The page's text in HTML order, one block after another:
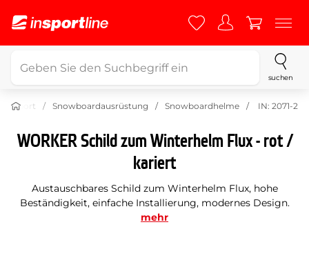
suchen
Snowboardausrüstung Snowboardhelme IN: 2071-2
WORKER Schild zum Winterhelm Flux - rot /
kariert
Austauschbares Schild zum Winterhelm Flux, hohe
Beständigkeit, einfache Installierung, modernes Design.
mehr